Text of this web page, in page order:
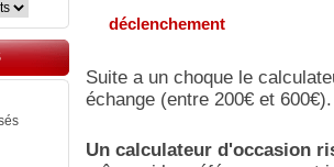
déclenchement
Suite a un choque le
échange (entre 200€ et 600€).
Un calculateur d'occasion